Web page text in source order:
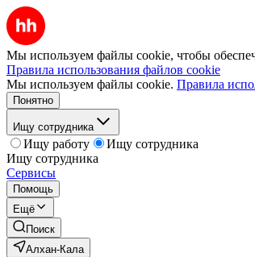
Мы используем файлы cookie, чтобы
Правила использования файлов cookie
Мы используем файлы cookie. Правила
Понятно
Ищу сотрудника
Ищу работу
Ищу сотрудника
Ищу сотрудника
Сервисы
Помощь
Ещё
Поиск
Алхан-Кала